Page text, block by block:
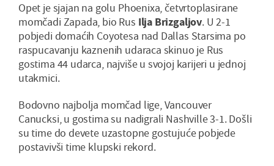
Opet je sjajan na golu Phoenixa, četvrtoplasirane
momčadi Zapada, bio Rus Ilja Brizgaljov. U 2-1
pobjedi domaćih Coyotesa nad Dallas Starsima po
raspucavanju kaznenih udaraca skinuo je Rus
gostima 44 udarca, najviše u svojoj karijeri u jednoj
utakmici.
Bodovno najbolja momčad lige, Vancouver
Canucksi, u gostima su nadigrali Nashville 3-1. Došli
su time do devete uzastopne gostujuće pobjede
postavivši time klupski rekord.